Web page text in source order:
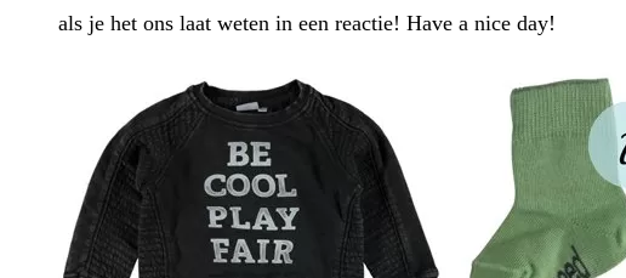
als je het ons laat weten in een reactie! Have a nice day!